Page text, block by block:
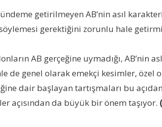
getirilmeyen AB’nin asıl
gerektiğini zorunlu hale
AB gerçeğine uymadığı,
de genel olarak emekçi kesimler,
dair başlayan tartışmaları bu
açısından da büyük bir önem taşıyor.